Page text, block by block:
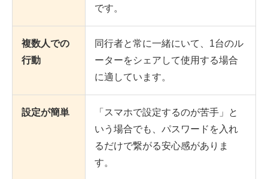
です。
複数人での
行動
同行者と常に一緒にいて、1台のル
ーターをシェアして使用する場合
に適しています。
設定が簡単
「スマホで設定するのが苦手」と
いう場合でも、パスワードを入れ
るだけで繋がる安心感がありま
す。